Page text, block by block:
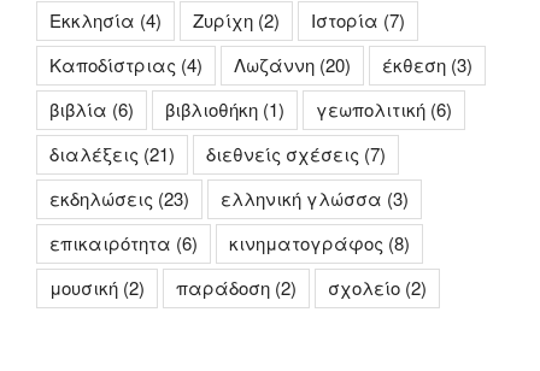
Εκκλησία (4) Ζυρίχη (2) Ιστορία (7)
Καποδίστριας (4) Λωζάννη (20) έκθεση (3)
βιβλία (6) βιβλιοθήκη (1) γεωπολιτική (6)
διαλέξεις (21) διεθνείς σχέσεις (7)
εκδηλώσεις (23) ελληνική γλώσσα (3)
επικαιρότητα (6) κινηματογράφος (8)
μουσική (2) παράδοση (2) σχολείο (2)